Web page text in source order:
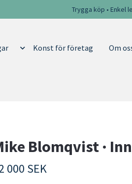
Trygga köp • Enkel
Konst för företag Om
Blomqvist ·
000 SEK